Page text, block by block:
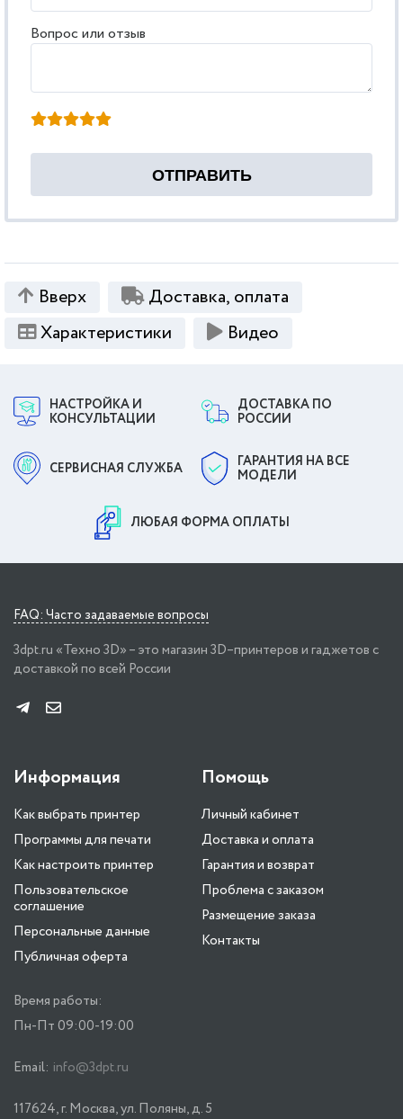
Вопрос или отзыв
Вверх
Доставка, оплата
Характеристики
Видео
НАСТРОЙКА И
КОНСУЛЬТАЦИИ
ДОСТАВКА ПО
РОССИИ
СЕРВИСНАЯ СЛУЖБА
ГАРАНТИЯ НА ВСЕ
МОДЕЛИ
ЛЮБАЯ ФОРМА ОПЛАТЫ
FAQ: Часто задаваемые вопросы
3dpt.ru «Техно 3D» – это магазин 3D–принтеров и гаджетов с
доставкой по всей России
Информация
Как выбрать принтер
Программы для печати
Как настроить принтер
Пользовательское
соглашение
Персональные данные
Публичная оферта
Помощь
Личный кабинет
Доставка и оплата
Гарантия и возврат
Проблема с заказом
Размещение заказа
Контакты
Время работы:
Пн-Пт 09:00-19:00
Email: info@3dpt.ru
117624, г. Москва, ул. Поляны, д. 5